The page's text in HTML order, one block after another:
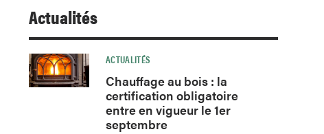
Actualités
ACTUALITÉS
Chauffage au bois : la
certification obligatoire
entre en vigueur le 1er
septembre